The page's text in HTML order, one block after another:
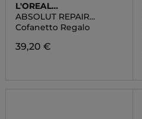
L'OREAL
PROFESSIONNEL
ABSOLUT REPAIR
MOLECULAR MINI TRIO
KIT
Cofanetto Regalo
39,20 €